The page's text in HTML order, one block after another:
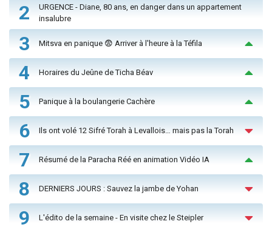
2
URGENCE - Diane, 80 ans, en danger dans un appartement
insalubre
3 Mitsva en panique 😨 Arriver à l'heure à la Téfila
4 Horaires du Jeûne de Ticha Béav
5 Panique à la boulangerie Cachère
6 Ils ont volé 12 Sifré Torah à Levallois… mais pas la Torah
7 Résumé de la Paracha Réé en animation Vidéo IA
8 DERNIERS JOURS : Sauvez la jambe de Yohan
9 L'édito de la semaine - En visite chez le Steipler